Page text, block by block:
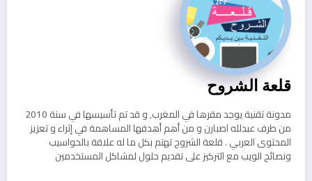
قلعة الشروح
مدونة تقنية يوجد مقرها في المغرب, و قد تم تأسيسها في سنة 2010
من طرف عبدلله اصبارن و من أهم أهدفها المساهمة في إثراء و تعزيز
المحتوى العربي . قلعة الشروح تهتم بكل ما له علاقة بالحواسيب
ونصائح الويب مع التركيز على تقديم حلول لمشاكل المستخدمين